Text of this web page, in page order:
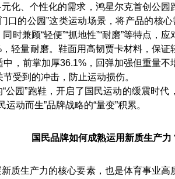
、个性化的需求，鸿星尔克首创公园
口的公园”这类运动场景，将产品的核心
同时兼顾“轻便”“抓地性”“耐磨”等特点，
轻量耐磨。鞋面用高韧贾卡材料，保
中，前掌加厚36.1%，回弹加强但重量
受到的冲击，防止运动损伤。
园”跑鞋，开启了国民运动的缓震时代
动而生”品牌战略的“量变”积累。
国民品牌如何成熟运用新质生产力
生产力的核心要素，也是体育事业高